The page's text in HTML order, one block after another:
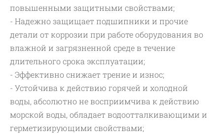
повышенными защитными свойствами;
- Надежно защищает подшипники и прочие
детали от коррозии при работе оборудования во
влажной и загрязненной среде в течение
длительного срока эксплуатации;
- Эффективно снижает трение и износ;
- Устойчива к действию горячей и холодной
воды, абсолютно не восприимчива к действию
морской воды, обладает водоотталкивающими и
герметизирующими свойcтвами;